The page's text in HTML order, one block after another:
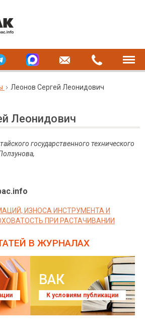
Леонов Сергей Леонидович
Леонидович
государственного технического
ИЗНОСА ИНСТРУМЕНТА И
ПРИ РАСТАЧИВАНИИ
В ЖУРНАЛАХ
ВАК
К условиям публикации